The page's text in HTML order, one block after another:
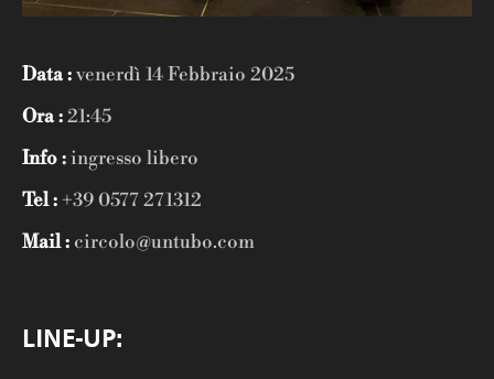
Data :venerdì 14 Febbraio 2025
Ora :21:45
Info :ingresso libero
Tel :+39 0577 271312
Mail : circolo@untubo.com
LINE-UP: